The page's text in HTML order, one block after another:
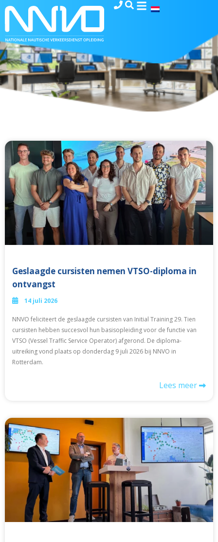
Geslaagde cursisten nemen VTSO-diploma in
ontvangst
14 juli 2026
NNVO feliciteert de geslaagde cursisten van Initial Training 29. Tien
cursisten hebben succesvol hun basisopleiding voor de functie van
VTSO (Vessel Traffic Service Operator) afgerond. De diploma-
uitreiking vond plaats op donderdag 9 juli 2026 bij NNVO in
Rotterdam.
Lees meer